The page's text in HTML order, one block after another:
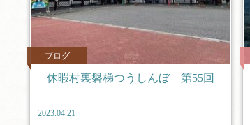
ブログ
休暇村裏磐梯つうしんぼ 第55回
2023.04.21